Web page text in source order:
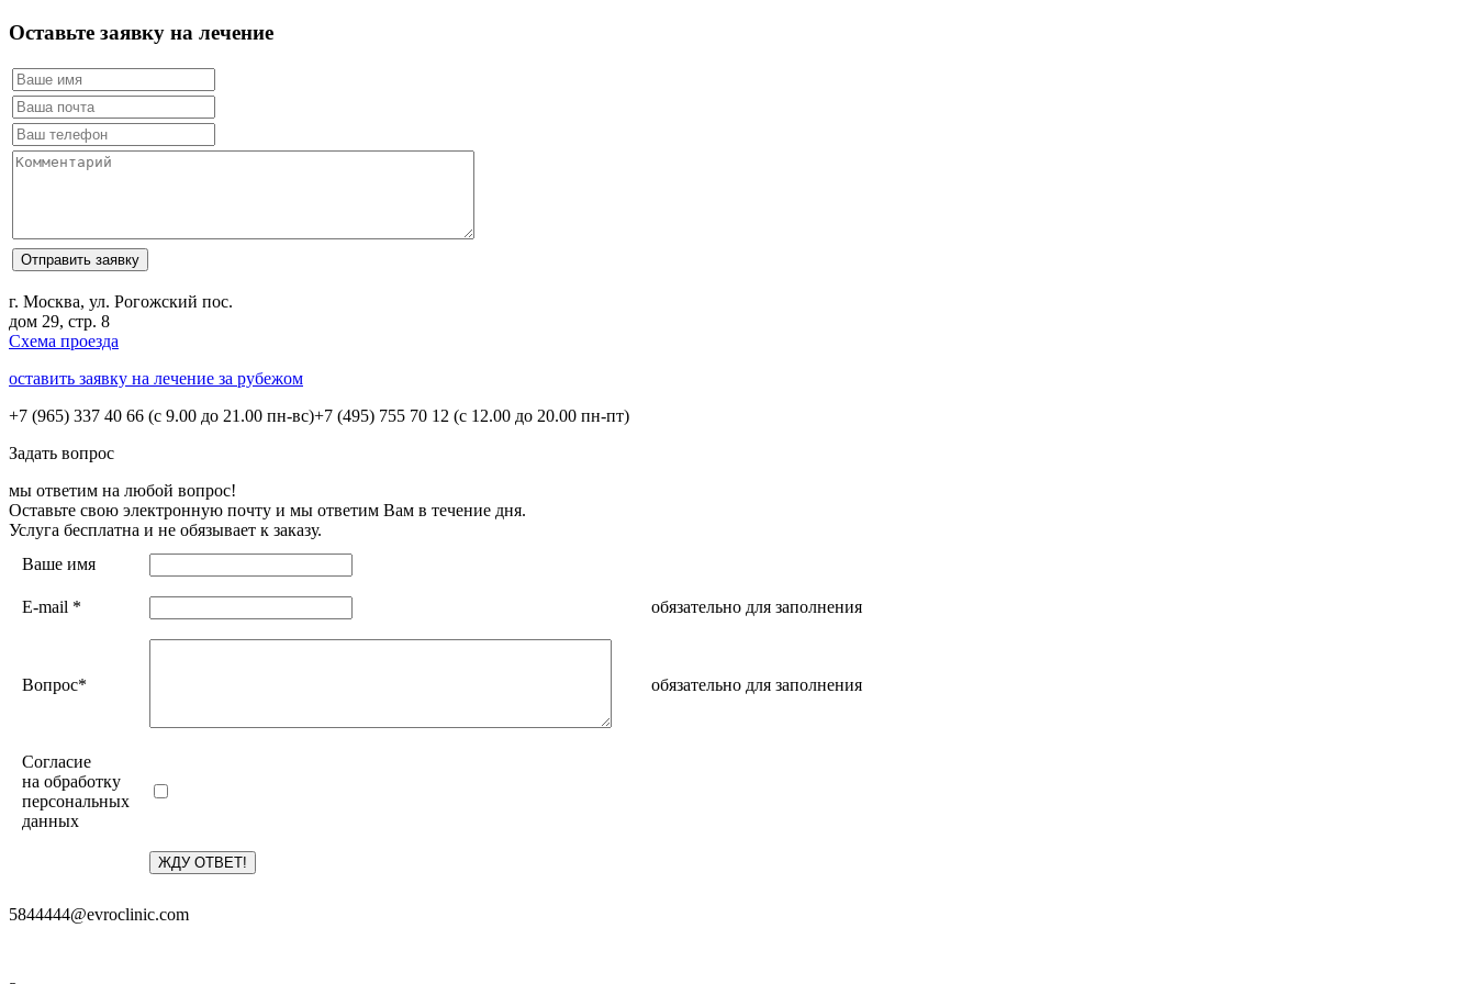
Оставьте заявку на лечение
г. Москва, ул. Рогожский пос.
дом 29, стр. 8
Схема проезда
оставить заявку на лечение за рубежом
+7 (965) 337 40 66 (с 9.00 до 21.00 пн-вс)+7 (495) 755 70 12 (с 12.00 до 20.00 пн-пт)
Задать вопрос
мы ответим на любой вопрос!
Оставьте свою электронную почту и мы ответим Вам в течение дня.
Услуга бесплатна и не обязывает к заказу.
Ваше имя
E-mail * обязательно для заполнения
Вопрос* обязательно для заполнения
Согласие
на обработку
персональных
данных
5844444@evroclinic.com